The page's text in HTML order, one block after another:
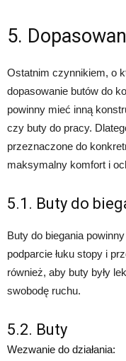
5.
Ostatnim czynnikiem, o
dopasowanie butów do
powinny mieć inną
czy buty do pracy.
przeznaczone do
maksymalny komfort i
5.1. Buty do
Buty do biegania
podparcie łuku stopy i
również, aby buty były
swobodę ruchu.
5.2. Buty
Wezwanie do działania: